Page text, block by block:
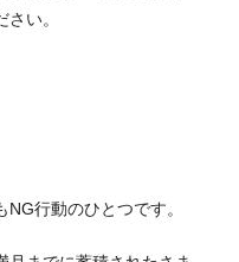
い。
行動のひとつです。